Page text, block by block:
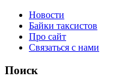
Новости
Байки таксистов
Про сайт
Связаться с нами
Поиск